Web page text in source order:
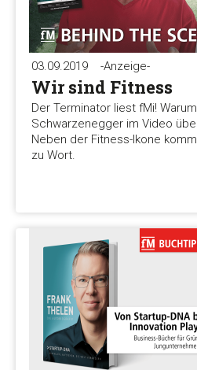
03.09.2019 -Anzeige-
Wir sind Fitness
Der Terminator liest fMi!
Schwarzenegger im Video
Neben der Fitness-Ikone
zu Wort.